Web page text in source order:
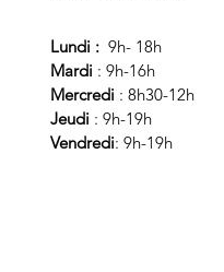
Lundi : 9h- 18h
Mardi : 9h-16h
Mercredi : 8h30-12h
Jeudi : 9h-19h
Vendredi: 9h-19h​​